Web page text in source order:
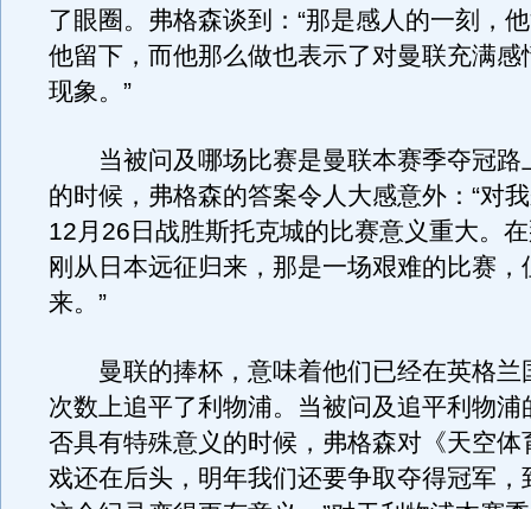
了眼圈。弗格森谈到：“那是感人的一刻，
他留下，而他那么做也表示了对曼联充满感
现象。”
当被问及哪场比赛是曼联本赛季夺冠路
的时候，弗格森的答案令人大感意外：“对
12月26日战胜斯托克城的比赛意义重大。
刚从日本远征归来，那是一场艰难的比赛，
来。”
曼联的捧杯，意味着他们已经在英格兰
次数上追平了利物浦。当被问及追平利物浦
否具有特殊意义的时候，弗格森对《天空体
戏还在后头，明年我们还要争取夺得冠军，